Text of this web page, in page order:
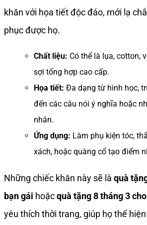
khăn với họa tiết độc đáo, mới lạ
phục được họ.
Chất liệu: Có thể là lụa, cotton,
sợi tổng hợp cao cấp.
Họa tiết: Đa dạng từ hình học,
đến các câu nói ý nghĩa hoặc
nhân.
Ứng dụng: Làm phụ kiện tóc,
xách, hoặc quàng cổ tạo điểm
Những chiếc khăn này sẽ là quà
bạn gái hoặcquà tặng 8 tháng 3
yêu thích thời trang, giúp họ thể